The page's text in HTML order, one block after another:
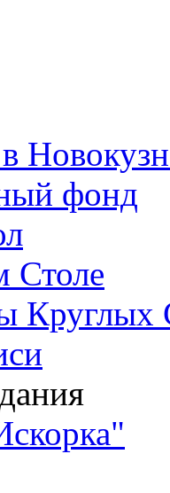
фонд
Столе
Круглых